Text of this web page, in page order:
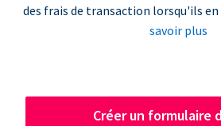
des frais de transaction lorsqu'ils
savoir plus
Créer un formulaire